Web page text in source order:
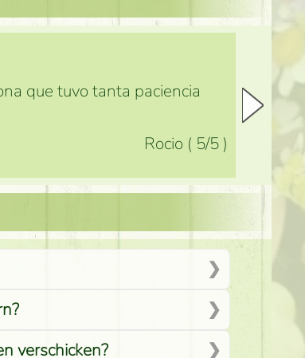
que tuvo tanta paciencia
Rocio ( 5/5 )
verschicken?